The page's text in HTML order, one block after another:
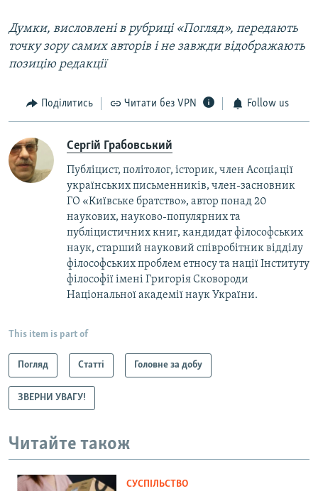
Думки, висловлені в рубриці «Погляд», передають
точку зору самих авторів і не завжди відображають
позицію редакції
Поділитись Читати без VPN Follow us
Сергій Грабовський
Публіцист, політолог, історик, член Асоціації
українських письменників, член-засновник
ГО «Київське братство», автор понад 20
наукових, науково-популярних та
публіцистичних книг, кандидат філософських
наук, старший науковий співробітник відділу
філософських проблем етносу та нації Інституту
філософії імені Григорія Сковороди
Національної академії наук України.
This item is part of
Погляд Статті Головне за добу
ЗВЕРНИ УВАГУ!
Читайте також
СУСПІЛЬСТВО